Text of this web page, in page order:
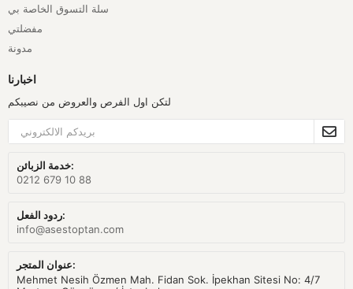
سلة التسوق الخاصة بي
مفضلتي
مدونة
اخبارنا
لتكن اول الفرص والعروض من نصيبكم
خدمة الزبائن:
0212 679 10 88
ردود الفعل:
info@asestoptan.com
عنوان المتجر:
Mehmet Nesih Özmen Mah. Fidan Sok. İpekhan Sitesi No: 4/7